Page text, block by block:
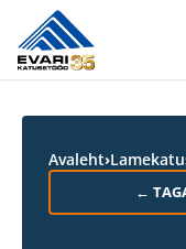
Skip to content
Avaleht›
←